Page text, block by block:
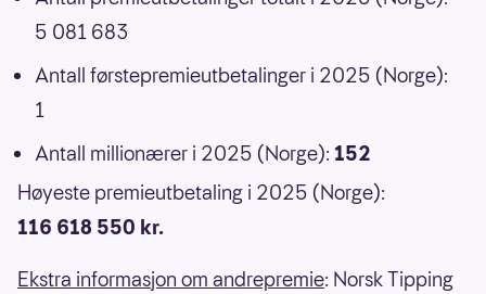
5 081 683
Antall førstepremieutbetalinger i 2025 (Norge):
1
Antall millionærer i 2025 (Norge): 152
Høyeste premieutbetaling i 2025 (Norge):
116 618 550 kr.
Ekstra informasjon om andrepremie: Norsk Tipping